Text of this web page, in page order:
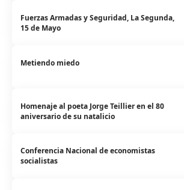
Fuerzas Armadas y Seguridad, La Segunda,
15 de Mayo
Metiendo miedo
Homenaje al poeta Jorge Teillier en el 80
aniversario de su natalicio
Conferencia Nacional de economistas
socialistas